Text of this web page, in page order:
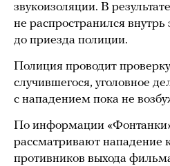
звукоизоляции. В
не распространился
до приезда полиции.
Полиция проводит
случившегося, уголовное
с нападением пока не
По информации
рассматривают нападение
противников выхода